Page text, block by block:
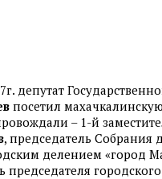
депутат
посетил
– 1-й
, председатель Собрания
делением «город
председателя